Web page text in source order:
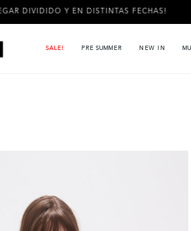
EN DISTINTAS FECHAS! 3
SALE! PRE SUMMER NEW IN